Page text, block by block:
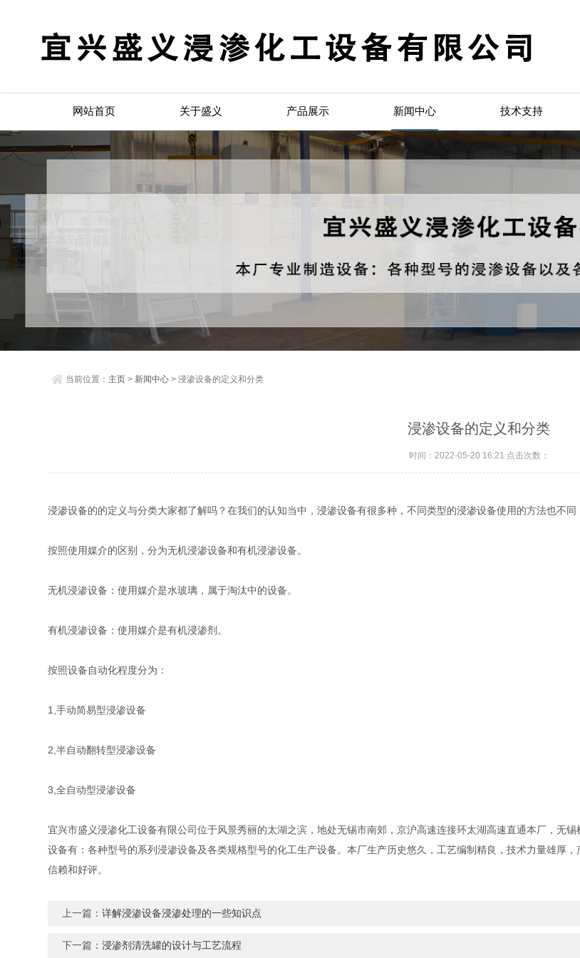
网站首页 关于盛义 产品展示 新闻中心 技术支持
当前位置： 主页 > 新闻中心 > 浸渗设备的定义和分类
浸渗设备的定义和分类
时间：2022-05-20 16:21 点击次数：
浸渗设备的的定义与分类大家都了解吗？在我们的认知当中，浸渗设备有很多种，不同类型的浸渗设备使用的方法也不同
按照使用媒介的区别，分为无机浸渗设备和有机浸渗设备。
无机浸渗设备：使用媒介是水玻璃，属于淘汰中的设备。
有机浸渗设备：使用媒介是有机浸渗剂。
按照设备自动化程度分为：
1,手动简易型浸渗设备
2,半自动翻转型浸渗设备
3,全自动型浸渗设备
宜兴市盛义浸渗化工设备有限公司位于风景秀丽的太湖之滨，地处无锡市南郊，京沪高速连接环太湖高速直通本厂，无
设备有：各种型号的系列浸渗设备及各类规格型号的化工生产设备。本厂生产历史悠久，工艺编制精良，技术力量雄厚
信赖和好评。
上一篇：详解浸渗设备浸渗处理的一些知识点
下一篇：浸渗剂清洗罐的设计与工艺流程